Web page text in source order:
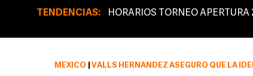
TENDENCIAS: HORARIOS TORNEO APERTURA
MÉXICO VALLS HERNÁNDEZ ASEGURÓ QUE LA IDENTIFICACIÓN Y LA